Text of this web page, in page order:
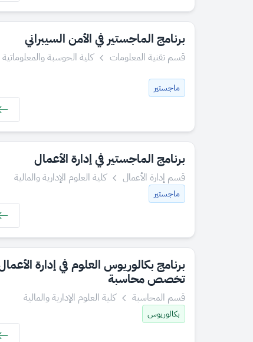
برنامج الماجستير في الأمن السيبراني
قسم تقنية المعلومات كلية الحوسبة والمعلوماتية
ماجستير
برنامج الماجستير في إدارة الأعمال
قسم إدارة الأعمال كلية العلوم الإدارية والمالية
ماجستير
برنامج بكالوريوس العلوم في إدارة
تخصص محاسبة
قسم المحاسبة كلية العلوم الإدارية والمالية
بكالوريوس